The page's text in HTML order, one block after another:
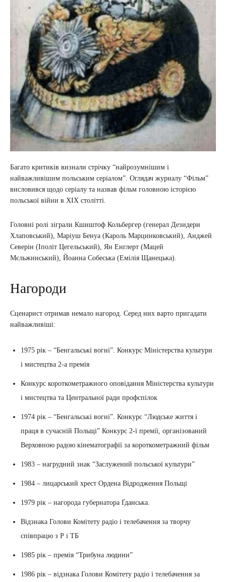
Багато критиків визнали стрічку “найрозумнішим і
найважливішим польським серіалом”. Оглядач журналу “Фільм”
висловився щодо серіалу та назвав фільм головною історією
польської війни в ХІХ столітті.
Головні ролі зіграли Кшиштоф Кольбергер (генерал Дезидери
Хлаповський), Маріуш Бенуа (Кароль Марцинковський), Анджей
Северін (Іполіт Цегельський), Ян Енглерт (Мацей
Мєльжинський), Йоанна Собеська (Емілія Щанецька).
Нагороди
Сценарист отримав немало нагород. Серед них варто пригадати
найважливіші:
1975 рік – “Бенгальські вогні”. Конкурс Міністерства культури
і мистецтва 2-а премія
Конкурс короткометражного оповідання Міністерства культури
і мистецтва та Центральної ради профспілок
1974 рік – “Бенгальські вогні”. Конкурс “Людське життя і
праця в сучасній Польщі” Конкурс 2-ї премії, організований
Верховною радою кінематографії за короткометражний фільм
1983 – нагрудний знак “Заслужений польської культури”
1984 – лицарський хрест Ордена Відродження Польщі
1979 рік – нагорода губернатора Ґданська.
Відзнака Голови Комітету радіо і телебачення за творчу
співпрацю з Р і ТБ
1985 рік – премія “Трибуна людини”
1986 рік – відзнака Голови Комітету радіо і телебачення за